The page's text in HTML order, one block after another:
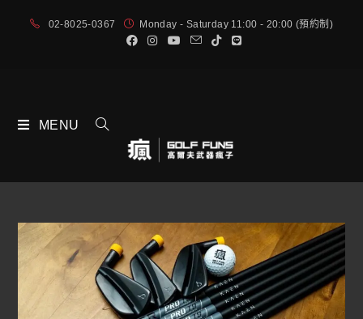
02-8025-0367 Monday - Saturday 11:00 - 20:00 (預約制)
MENU